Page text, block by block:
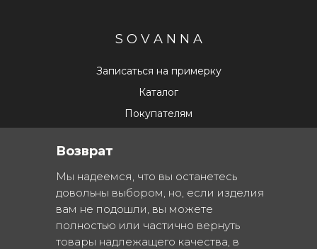
S O V A N N A
Каталог
Покупателям
Записаться на примерку
Возврат
Мы надеемся, что вы останетесь
довольны выбором, но, если изделия
вам не подошли, вы можете
полностью или частично вернуть
товары надлежащего качества, в